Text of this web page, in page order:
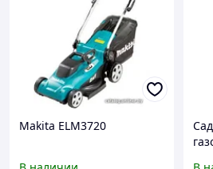
Makita ELM3720